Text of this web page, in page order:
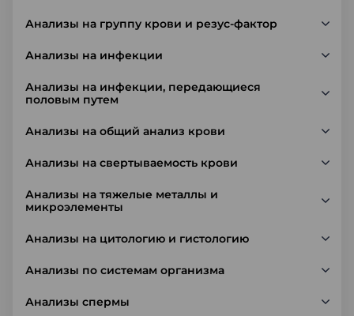
Анализы на группу крови и резус-фактор
Анализы на инфекции
Анализы на инфекции, передающиеся
половым путем
Анализы на общий анализ крови
Анализы на свертываемость крови
Анализы на тяжелые металлы и
микроэлементы
Анализы на цитологию и гистологию
Анализы по системам организма
Анализы спермы